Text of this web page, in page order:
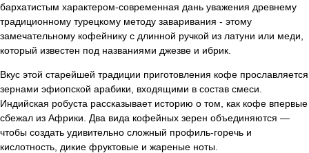
бархатистым характером-современная дань уважения древнему
традиционному турецкому методу заваривания - этому
замечательному кофейнику с длинной ручкой из латуни или меди,
который известен под названиями джезве и ибрик.
Вкус этой старейшей традиции приготовления кофе прославляется
зернами эфиопской арабики, входящими в состав смеси.
Индийская робуста рассказывает историю о том, как кофе впервые
сбежал из Африки. Два вида кофейных зерен объединяются —
чтобы создать удивительно сложный профиль-горечь и
кислотность, дикие фруктовые и жареные ноты.